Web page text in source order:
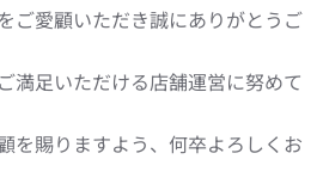
ご愛顧いただき誠にありがとうご
満足いただける店舗運営に努めて
を賜りますよう、何卒よろしくお